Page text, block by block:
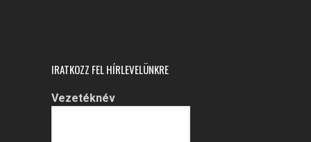
IRATKOZZ FEL HÍRLEVELÜNKRE
Vezetéknév